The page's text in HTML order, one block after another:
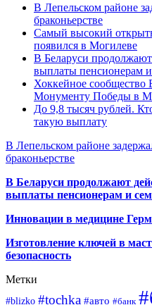
В Лепельском районе
браконьерстве
Самый высокий
появился в Могилеве
В Беларуси
выплаты пенсионерам
Хоккейное сообщество
Монументу Победы в
До 9,8 тысяч рублей.
такую выплату
В Лепельском районе
браконьерстве
В Беларуси продолжают
выплаты пенсионерам и
Инновации в медицине
Изготовление ключей в
безопасность
Метки
#blizko #tochka #авто #банк